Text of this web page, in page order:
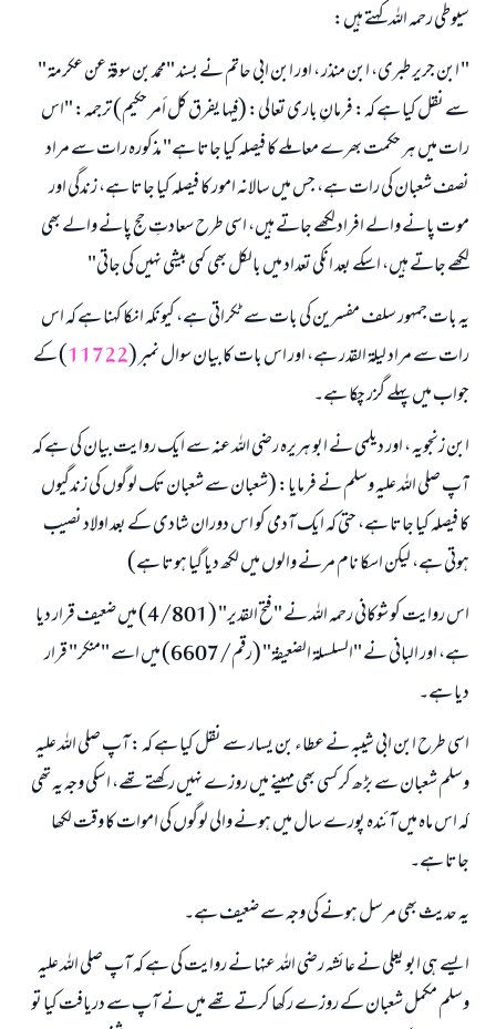
سیوطی رحمہ اللہ کہتے ہیں:
" ابن جرير طبری، ابن منذر ، اور ابن ابی حاتم نے بسند "محمد بن سوقة عن عكرمة "
سے نقل کیا ہے کہ: فرمانِ باری تعالی: (فيها يفرق كل أمر حكيم) ترجمہ: "اس
رات میں ہر حکمت بھرے معاملے کا فیصلہ کیا جاتا ہے" مذکورہ رات سے مراد
نصف شعبان کی رات ہے، جس میں سالانہ امور کا فیصلہ کیا جاتا ہے، زندگی اور
موت پانے والے افراد لکھے جاتے ہیں، اسی طرح سعادتِ حج پانے والے بھی
لکھے جاتے ہیں، اسکے بعد انکی تعداد میں بالکل بھی کمی بیشی نہیں کی جاتی"
یہ بات جمہور سلف مفسرین کی بات سے ٹکراتی ہے، کیونکہ انکا کہنا ہے کہ اس
رات سے مراد لیلۃ القدر ہے، اور اس بات کا بیان سوال نمبر (11722) کے
جواب میں پہلے گزر چکا ہے۔
ابن زنجویہ ، اور دیلمی نے ابو ہریرہ رضی اللہ عنہ سے ایک روایت بیان کی ہے کہ
آپ صلی اللہ علیہ وسلم نے فرمایا: (شعبان سے شعبان تک لوگوں کی زندگیوں
کا فیصلہ کیا جاتا ہے، حتی کہ ایک آدمی کو اس دوران شادی کے بعد اولاد نصیب
ہوتی ہے، لیکن اسکا نام مرنے والوں میں لکھ دیا گیا ہوتا ہے)
اس روایت کو شوکانی رحمہ اللہ نے "فتح القدير" (4/801) میں ضعیف قرار دیا
ہے، اور البانی نے "السلسلة الضعيفة" (رقم/6607) میں اسے "منكر" قرار
دیا ہے۔
اسی طرح ابن ابی شیبہ نے عطاء بن یسار سے نقل کیا ہے کہ : آپ صلی اللہ علیہ
وسلم شعبان سے بڑھ کر کسی بھی مہینے میں روزے نہیں رکھتے تھے، اسکی وجہ یہ تھی
کہ اس ماہ میں آئندہ پورے سال میں ہونے والی لوگوں کی اموات کا وقت لکھا
جاتا ہے۔
یہ حدیث بھی مرسل ہونے کی وجہ سے ضعیف ہے۔
ایسے ہی ابو یعلی نے عائشہ رضی اللہ عنہا نے روایت کی ہے کہ آپ صلی اللہ علیہ
وسلم مکمل شعبان کے روزے رکھا کرتے تھے میں نے آپ سے دریافت کیا تو